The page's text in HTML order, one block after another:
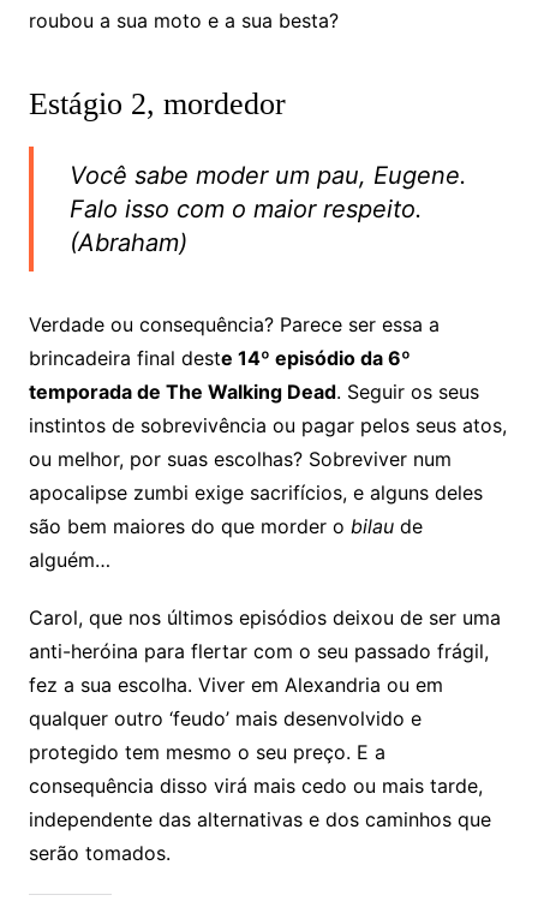
roubou a sua moto e a sua besta?
Estágio 2, mordedor
Você sabe moder um pau, Eugene.
Falo isso com o maior respeito.
(Abraham)
Verdade ou consequência? Parece ser essa a
brincadeira final deste 14º episódio da 6º
temporada de The Walking Dead. Seguir os seus
instintos de sobrevivência ou pagar pelos seus atos,
ou melhor, por suas escolhas? Sobreviver num
apocalipse zumbi exige sacrifícios, e alguns deles
são bem maiores do que morder o bilaude
alguém…
Carol, que nos últimos episódios deixou de ser uma
anti-heróina para flertar com o seu passado frágil,
fez a sua escolha. Viver em Alexandria ou em
qualquer outro ‘feudo’ mais desenvolvido e
protegido tem mesmo o seu preço. E a
consequência disso virá mais cedo ou mais tarde,
independente das alternativas e dos caminhos que
serão tomados.